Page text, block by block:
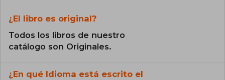
¿El libro es original?
Todos los libros de nuestro
catálogo son Originales.
¿En qué Idioma está escrito el